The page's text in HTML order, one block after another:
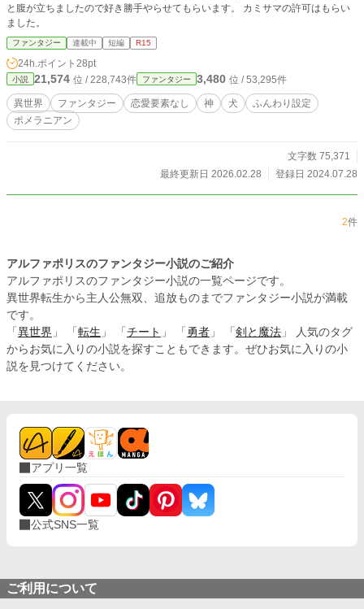
と腹が立ちましたので好き勝手やらせてもらいます。 カミサマの許可はもらい
ました。
ファンタジー 連載中 短編 R15
24h.ポイント 28pt
小説 21,574 位 / 228,743件 ファンタジー 3,480 位 / 53,295件
異世界 ファンタジー 恋愛要素なし 神 犬
ふんわり設定
ポメラニアン
文字数 75,371
最終更新日 2026.02.28
登録日 2024.07.28
2件
アルファポリスのファンタジー小説のご紹介
アルファポリスのファンタジー小説の一覧ページです。
異世界転生から主人公無双、追放ものまでファンタジー小説が満載
です。
「 異世界 」 「 転生 」 「 チート 」 「 勇者 」 「 剣と魔法 」 人気のタグ
からお気に入りの小説を探すこともできます。ぜひお気に入りの小
説を見つけてください。
アプリ一覧
公式SNS一覧
ご利用について